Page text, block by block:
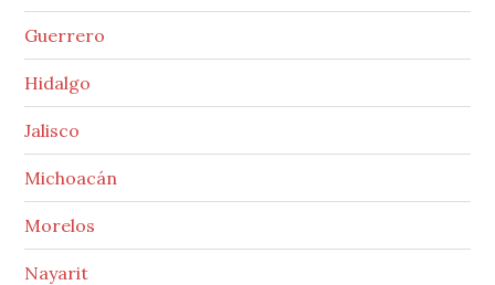
Guerrero
Hidalgo
Jalisco
Michoacán
Morelos
Nayarit